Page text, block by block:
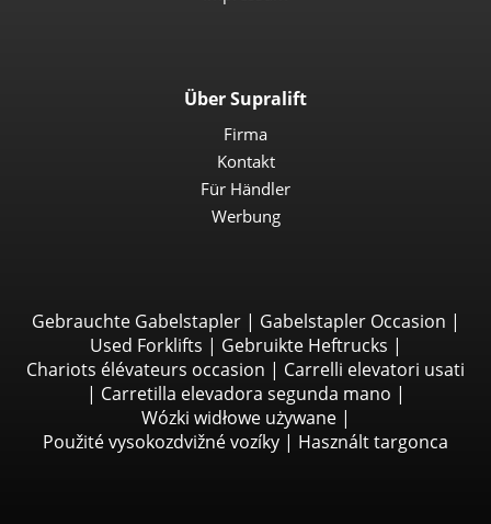
Über Supralift
Firma
Kontakt
Für Händler
Werbung
Gebrauchte Gabelstapler| Gabelstapler Occasion |
Used Forklifts | Gebruikte Heftrucks |
Chariots élévateurs occasion | Carrelli elevatori usati
| Carretilla elevadora segunda mano |
Wózki widłowe używane|
Použité vysokozdvižné vozíky | Használt targonca